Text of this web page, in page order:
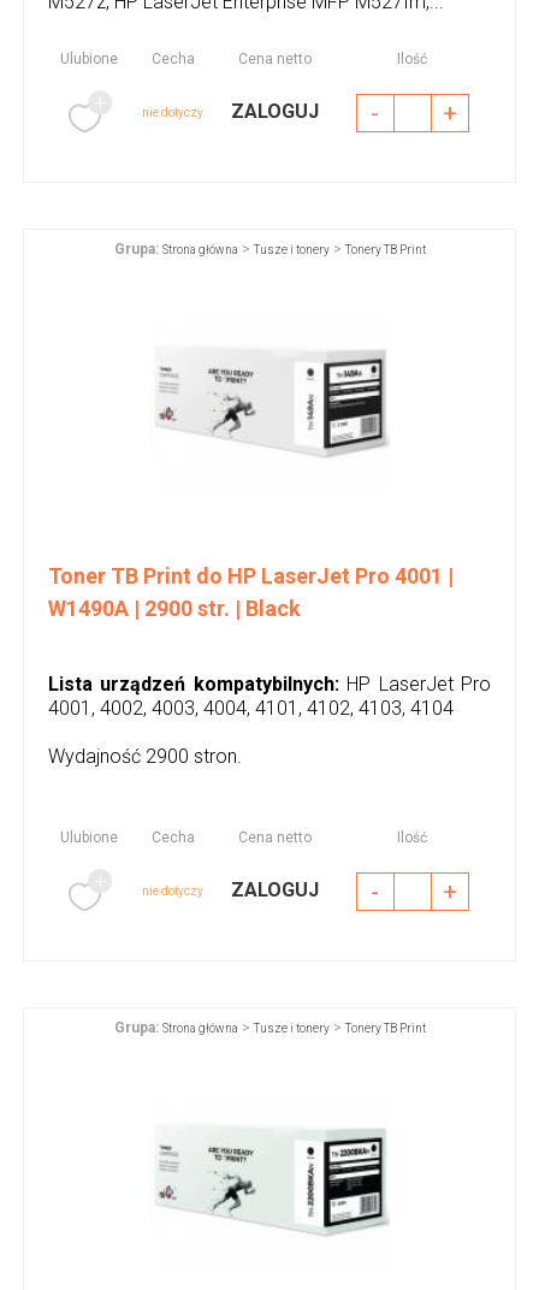
Ulubione Cecha Cena netto Ilość
nie dotyczy ZALOGUJ - +
Grupa: Strona główna >Tusze i tonery>Tonery TB Print
Toner TB Print do HP LaserJet Pro 4001 |
W1490A | 2900 str. | Black
Lista urządzeń kompatybilnych: HP LaserJet Pro
4001, 4002, 4003, 4004, 4101, 4102, 4103, 4104
Wydajność 2900 stron.
Ulubione Cecha Cena netto Ilość
nie dotyczy ZALOGUJ - +
Grupa: Strona główna >Tusze i tonery>Tonery TB Print